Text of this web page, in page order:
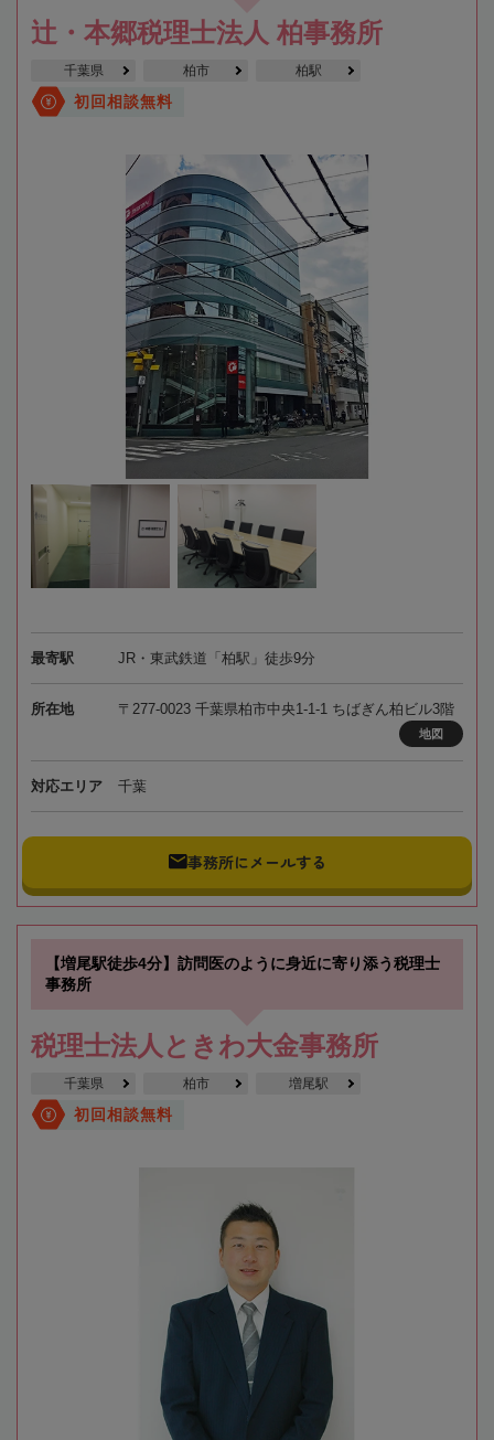
辻・本郷税理士法人 柏事務所
千葉県 柏市 柏駅
初回相談無料
最寄駅 JR・東武鉄道「柏駅」徒歩9分
所在地 〒277-0023 千葉県柏市中央1-1-1 ちばぎん柏ビル3階
地図
対応エリア 千葉
事務所にメールする
【増尾駅徒歩4分】訪問医のように身近に寄り添う税理士
事務所
税理士法人ときわ大金事務所
千葉県 柏市 増尾駅
初回相談無料